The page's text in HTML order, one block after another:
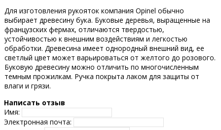
Для изготовления рукояток компания Opinel обычно
выбирает древесину бука. Буковые деревья, выращенные на
французских фермах, отличаются твердостью,
устойчивостью к внешним воздействиям и легкостью
обработки. Древесина имеет однородный внешний вид, ее
светлый цвет может варьироваться от желтого до розового.
Буковую древесину можно отличить по многочисленным
темным прожилкам. Ручка покрыта лаком для защиты от
влаги и грязи.
Написать отзыв
Имя:
Электронная почта: